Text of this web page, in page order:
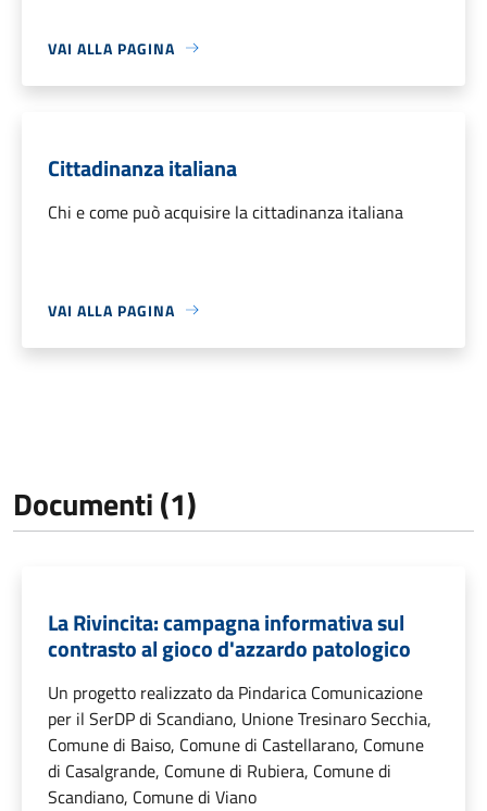
VAI ALLA PAGINA
Cittadinanza italiana
Chi e come può acquisire la cittadinanza italiana
VAI ALLA PAGINA
Documenti (1)
La Rivincita: campagna informativa sul
contrasto al gioco d'azzardo patologico
Un progetto realizzato da Pindarica Comunicazione
per il SerDP di Scandiano, Unione Tresinaro Secchia,
Comune di Baiso, Comune di Castellarano, Comune
di Casalgrande, Comune di Rubiera, Comune di
Scandiano, Comune di Viano